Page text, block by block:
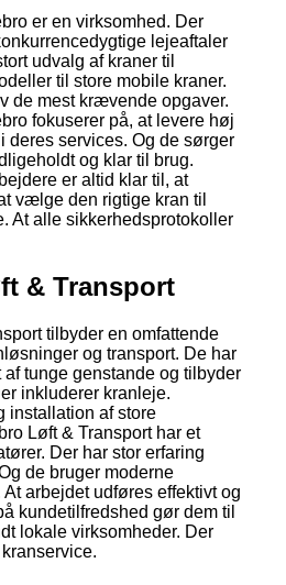
er en virksomhed. Der
lejeaftaler
udvalg af kraner til
til store mobile kraner.
de mest krævende opgaver.
fokuserer på, at levere høj
deres services. Og de sørger
og klar til brug.
er altid klar til, at
vælge den rigtige kran til
At alle sikkerhedsprotokoller
& Transport
tilbyder en omfattende
og transport. De har
tunge genstande og tilbyder
inkluderer kranleje.
installation af store
Løft & Transport har et
Der har stor erfaring
de bruger moderne
arbejdet udføres effektivt og
kundetilfredshed gør dem til
lokale virksomheder. Der